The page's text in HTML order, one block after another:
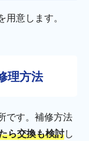
意します。
理方法
です。補修方法
ら交換も検討し